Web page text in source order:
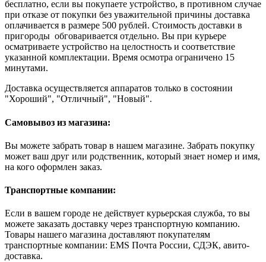
бесплатно, если вы покупаете устройство, в противном случае
при отказе от покупки без уважительной причины доставка
оплачивается в размере 500 рублей. Стоимость доставки в
пригороды обговаривается отдельно. Вы при курьере
осматриваете устройство на целостность и соответствие
указанной комплектации. Время осмотра ограничено 15
минутами.
Доставка осуществляется аппаратов только в состоянии
"Хороший", "Отличный", "Новый".
Самовывоз из магазина:
Вы можете забрать товар в нашем магазине. Забрать покупку
может ваш друг или родственник, который знает номер и имя,
на кого оформлен заказ.
Транспортные компании:
Если в вашем городе не действует курьерская служба, то вы
можете заказать доставку через транспортную компанию.
Товары нашего магазина доставляют покупателям
транспортные компании: EMS Почта России, СДЭК, авито-
доставка.